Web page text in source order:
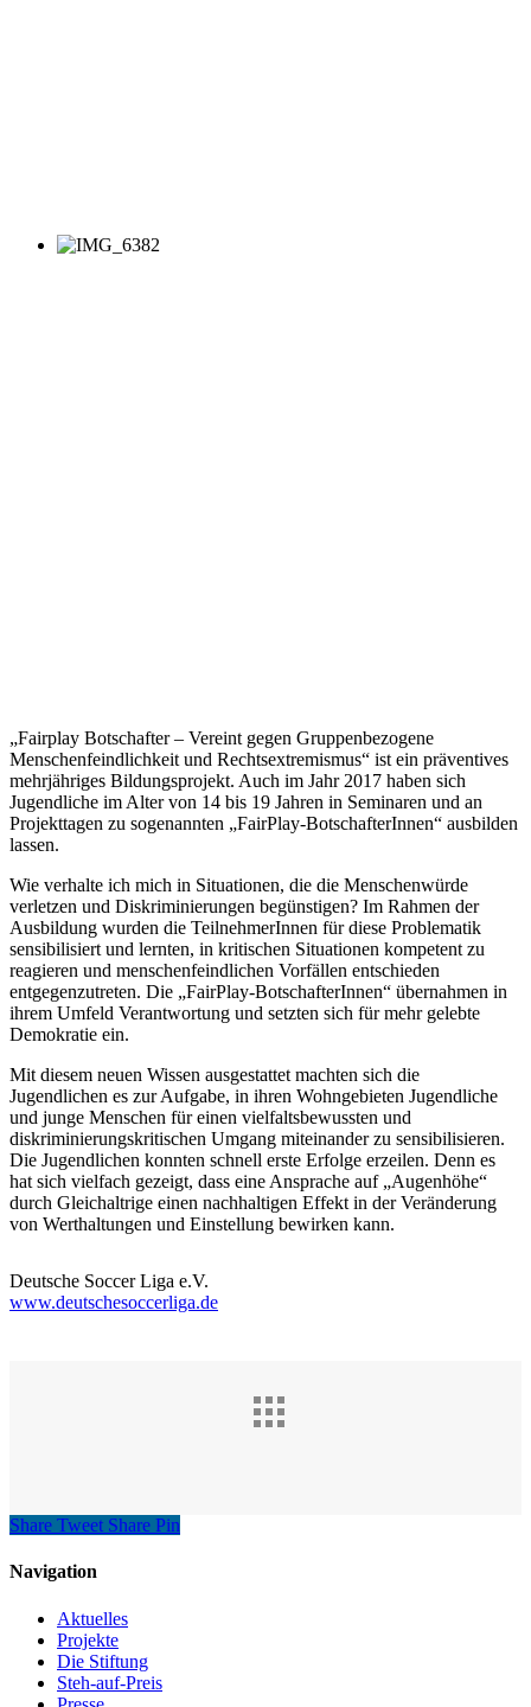
„Fairplay Botschafter – Vereint gegen Gruppenbezogene
Menschenfeindlichkeit und Rechtsextremismus“ ist ein präventives
mehrjähriges Bildungsprojekt. Auch im Jahr 2017 haben sich
Jugendliche im Alter von 14 bis 19 Jahren in Seminaren und an
Projekttagen zu sogenannten „FairPlay-BotschafterInnen“ ausbilden
lassen.
Wie verhalte ich mich in Situationen, die die Menschenwürde
verletzen und Diskriminierungen begünstigen? Im Rahmen der
Ausbildung wurden die TeilnehmerInnen für diese Problematik
sensibilisiert und lernten, in kritischen Situationen kompetent zu
reagieren und menschenfeindlichen Vorfällen entschieden
entgegenzutreten. Die „FairPlay-BotschafterInnen“ übernahmen in
ihrem Umfeld Verantwortung und setzten sich für mehr gelebte
Demokratie ein.
Mit diesem neuen Wissen ausgestattet machten sich die
Jugendlichen es zur Aufgabe, in ihren Wohngebieten Jugendliche
und junge Menschen für einen vielfaltsbewussten und
diskriminierungskritischen Umgang miteinander zu sensibilisieren.
Die Jugendlichen konnten schnell erste Erfolge erzeilen. Denn es
hat sich vielfach gezeigt, dass eine Ansprache auf „Augenhöhe“
durch Gleichaltrige einen nachhaltigen Effekt in der Veränderung
von Werthaltungen und Einstellung bewirken kann.
Deutsche Soccer Liga e.V.
www.deutschesoccerliga.de
Share Tweet Share Pin
Navigation
Aktuelles
Projekte
Die Stiftung
Steh-auf-Preis